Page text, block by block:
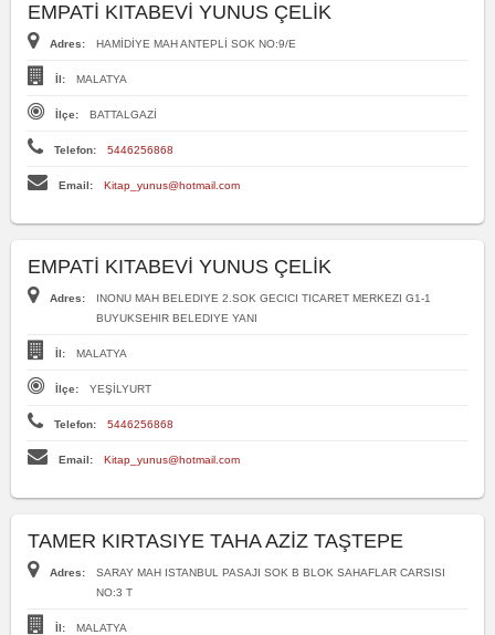
EMPATİ KITABEVİ YUNUS ÇELİK
Adres: HAMİDİYE MAH ANTEPLİ SOK NO:9/E
İl: MALATYA
İlçe: BATTALGAZİ
Telefon: 5446256868
Email: Kitap_yunus@hotmail.com
EMPATİ KITABEVİ YUNUS ÇELİK
Adres:
INONU MAH BELEDIYE 2.SOK GECICI TICARET MERKEZI G1-1
BUYUKSEHIR BELEDIYE YANI
İl: MALATYA
İlçe: YEŞİLYURT
Telefon: 5446256868
Email: Kitap_yunus@hotmail.com
TAMER KIRTASIYE TAHA AZİZ TAŞTEPE
Adres:
SARAY MAH ISTANBUL PASAJI SOK B BLOK SAHAFLAR CARSISI
NO:3 T
İl: MALATYA